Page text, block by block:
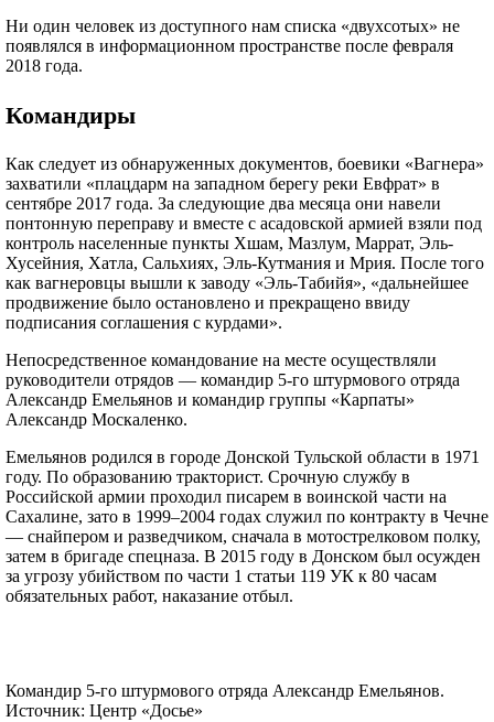
Ни один человек из доступного нам списка «двухсотых» не
появлялся в информационном пространстве после февраля
2018 года.
Командиры
Как следует из обнаруженных документов, боевики «Вагнера»
захватили «плацдарм на западном берегу реки Евфрат» в
сентябре 2017 года. За следующие два месяца они навели
понтонную переправу и вместе с асадовской армией взяли под
контроль населенные пункты Хшам, Мазлум, Маррат, Эль-
Хусейния, Хатла, Сальхиях, Эль-Кутмания и Мрия. После того
как вагнеровцы вышли к заводу «Эль-Табийя», «дальнейшее
продвижение было остановлено и прекращено ввиду
подписания соглашения с курдами».
Непосредственное командование на месте осуществляли
руководители отрядов — командир 5-го штурмового отряда
Александр Емельянов и командир группы «Карпаты»
Александр Москаленко.
Емельянов родился в городе Донской Тульской области в 1971
году. По образованию тракторист. Срочную службу в
Российской армии проходил писарем в воинской части на
Сахалине, зато в 1999–2004 годах служил по контракту в Чечне
— снайпером и разведчиком, сначала в мотострелковом полку,
затем в бригаде спецназа. В 2015 году в Донском был осужден
за угрозу убийством по части 1 статьи 119 УК к 80 часам
обязательных работ, наказание отбыл.
Командир 5-го штурмового отряда Александр Емельянов.
Источник: Центр «Досье»